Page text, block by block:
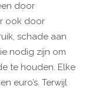
door
ook door
schade aan
nodig zijn om
te houden. Elke
euro’s. Terwijl